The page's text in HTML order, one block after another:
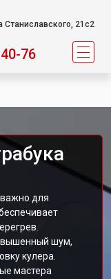
Станиславского, 21с2
76
для
шум,
кулера.
мастера